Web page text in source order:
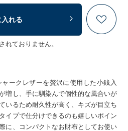
れる
れておりません。
ークレザーを贅沢に使用した小銭入
増し、手に馴染んで個性的な風合いが
いるため耐久性が高く、キズが目立ち
イプで仕分けできるのも嬉しいポイン
に、コンパクトなお財布としてお使い